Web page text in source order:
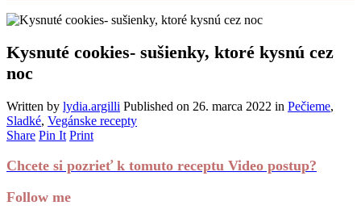
Kysnuté cookies- sušienky, ktoré kysnú cez
noc
Written by lydia.argilli Published on 26. marca 2022 in Pečieme,
Sladké, Vegánske recepty
Share Pin It Print
Chcete si pozrieť k tomuto receptu Video postup?
Follow me